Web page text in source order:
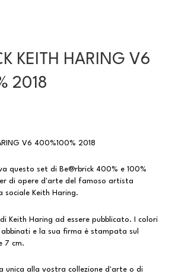
KEITH HARING V6
2018
V6 400%100% 2018
questo set di Be@rbrick 400% e 100%
di opere d'arte del famoso artista
Keith Haring.
Keith Haring ad essere pubblicato. I colori
e la sua firma è stampata sul
7 cm.
unica alla vostra collezione d'arte o di